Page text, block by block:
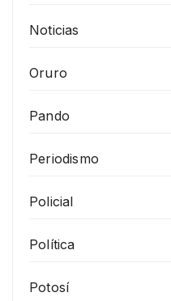
Noticias
Oruro
Pando
Periodismo
Policial
Política
Potosí